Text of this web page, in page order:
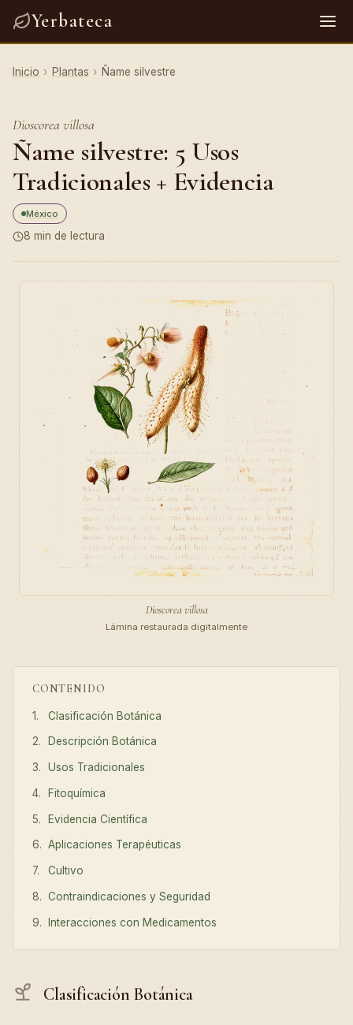
Yerbateca
Inicio › Plantas › Ñame silvestre
Dioscorea villosa
Ñame silvestre: 5 Usos
Tradicionales + Evidencia
México
8 min de lectura
CONTENIDO
Clasificación Botánica
Descripción Botánica
Usos Tradicionales
Fitoquímica
Evidencia Científica
Aplicaciones Terapéuticas
Cultivo
Contraindicaciones y Seguridad
Interacciones con Medicamentos
Clasificación Botánica
Dioscorea villosa
Lámina restaurada digitalmente